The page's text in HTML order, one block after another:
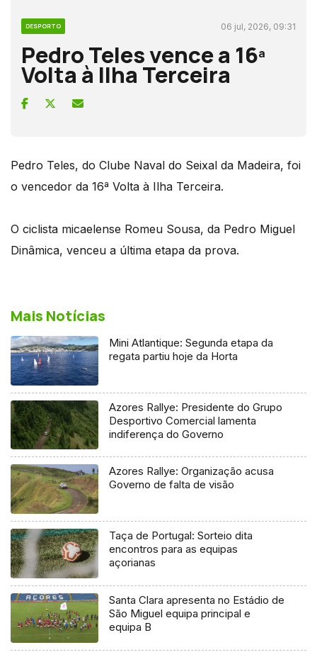
DESPORTO 06 jul, 2026, 09:31
Pedro Teles vence a 16ª
Volta à Ilha Terceira
Pedro Teles, do Clube Naval do Seixal da Madeira, foi
o vencedor da 16ª Volta à Ilha Terceira.
O ciclista micaelense Romeu Sousa, da Pedro Miguel
Dinâmica, venceu a última etapa da prova.
Mais Notícias
Mini Atlantique: Segunda etapa da
regata partiu hoje da Horta
Azores Rallye: Presidente do Grupo
Desportivo Comercial lamenta
indiferença do Governo
Azores Rallye: Organização acusa
Governo de falta de visão
Taça de Portugal: Sorteio dita
encontros para as equipas
açorianas
Santa Clara apresenta no Estádio de
São Miguel equipa principal e
equipa B